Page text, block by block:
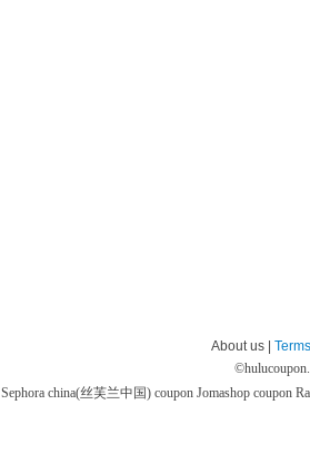
About us |
©
Sephora china(丝芙兰中国) coupon Jomashop coupon